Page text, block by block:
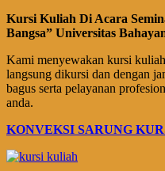
Kursi Kuliah Di Acara
Bangsa” Universitas
Kami menyewakan kursi
langsung dikursi dan dengan
bagus serta pelayanan
anda.
KONVEKSI SARUNG